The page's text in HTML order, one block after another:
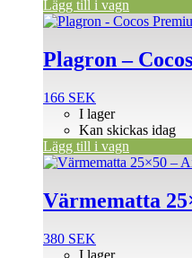
Lägg till i vagn
Plagron –
166 SEK
I lager
Kan skickas idag
Lägg till i vagn
Värmematta
380 SEK
I lager